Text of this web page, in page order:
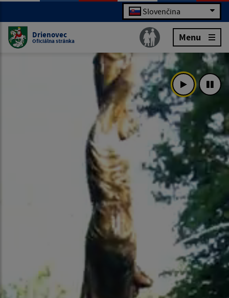
Slovenčina
Drienovec
Oficiálna stránka Menu